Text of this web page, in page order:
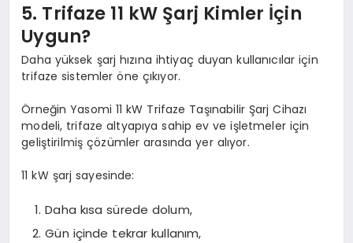
5. Trifaze 11 kW Şarj Kimler İçin
Uygun?
Daha yüksek şarj hızına ihtiyaç duyan kullanıcılar için
trifaze sistemler öne çıkıyor.
Örneğin Yasomi 11 kW Trifaze Taşınabilir Şarj Cihazı
modeli, trifaze altyapıya sahip ev ve işletmeler için
geliştirilmiş çözümler arasında yer alıyor.
11 kW şarj sayesinde:
Daha kısa sürede dolum,
Gün içinde tekrar kullanım,